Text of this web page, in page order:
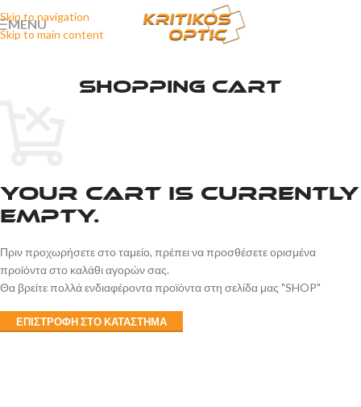
Skip to navigation
Skip to main content
MENU
SHOPPING CART
Your cart is currently
empty.
Πριν προχωρήσετε στο ταμείο, πρέπει να προσθέσετε ορισμένα
προϊόντα στο καλάθι αγορών σας.
Θα βρείτε πολλά ενδιαφέροντα προϊόντα στη σελίδα μας "SHOP"
ΕΠΙΣΤΡΟΦΗ ΣΤΟ ΚΑΤΑΣΤΗΜΑ